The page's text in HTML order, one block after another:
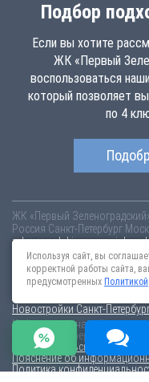
Подбор
Если вы хотите
ЖК «Первый
воспользоваться
который позволяет
по 4
ЖК «Первый
Россия Санкт-Петербург
комплексе «Первый
Солнечногорском районе.
млн рублей!
Новостройки Санкт-
Информация на сайте взята
публичной офертой и
Пользовательское
Пояснение об
Политика
Используя сайт, вы
корректной работы сайта,
предусмотренных Политикой